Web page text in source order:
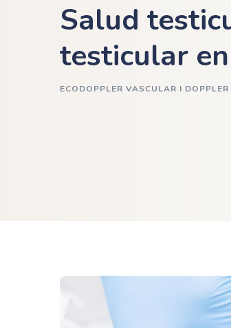
Salud
testicular
ECODOPPLER VASCULAR I